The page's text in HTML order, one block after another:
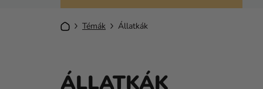
KezdőlapTémák Állatkák
ÁLLATKÁK